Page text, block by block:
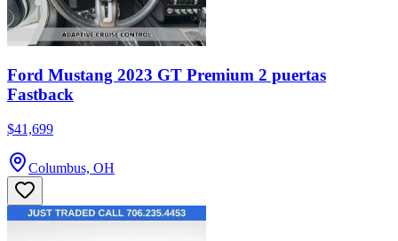
Ford Mustang 2023 GT Premium 2 puertas
Fastback
$41,699
Columbus, OH